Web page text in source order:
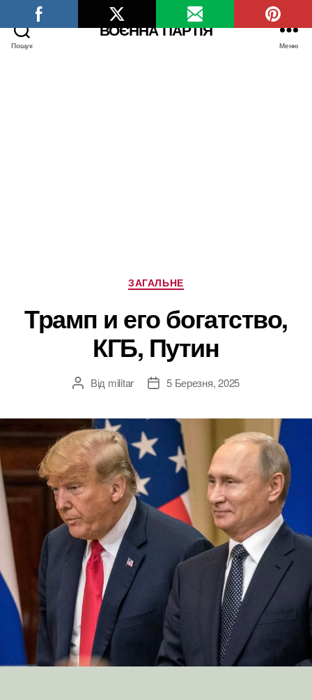
Пошук
ВОЄННА ПАРТІЯ
Меню
Категорії
ЗАГАЛЬНЕ
Трамп и его богатство,
КГБ, Путин
Автор
Від militar
Дата5 Березня, 2025